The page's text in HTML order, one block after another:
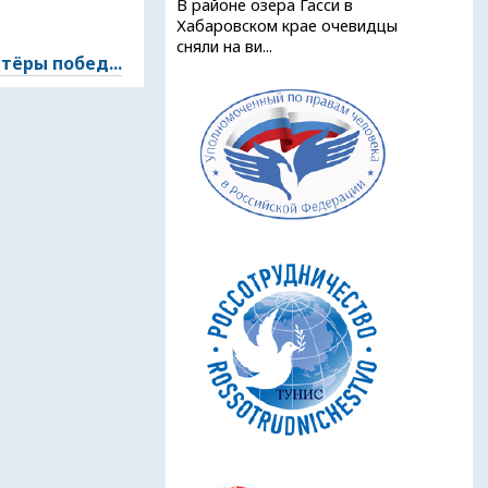
побед...
В районе озера Гасси в
Хабаровском крае очевидцы
сняли на ви...